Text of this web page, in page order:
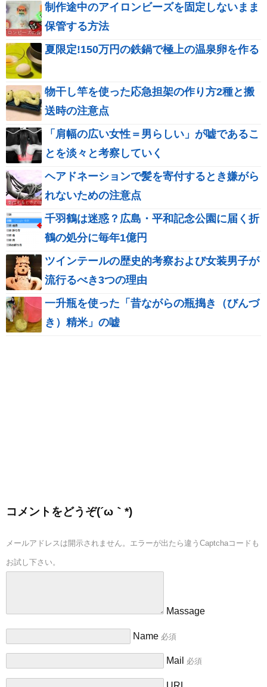
制作途中のアイロンビーズを固定しないまま
保管する方法
夏限定!150万円の鉄鍋で極上の温泉卵を作る
物干し竿を使った応急担架の作り方2種と搬
送時の注意点
「肩幅の広い女性＝男らしい」が嘘であるこ
とを淡々と考察していく
ヘアドネーションで髪を寄付するとき嫌がら
れないための注意点
千羽鶴は迷惑？広島・平和記念公園に届く折
鶴の処分に毎年1億円
ツインテールの歴史的考察および女装男子が
流行るべき3つの理由
一升瓶を使った「昔ながらの瓶搗き（びんづ
き）精米」の嘘
コメントをどうぞ(´ω｀*)
メールアドレスは開示されません。エラーが出たら違うCaptchaコードも
お試し下さい。
Massage
Name 必須
Mail 必須